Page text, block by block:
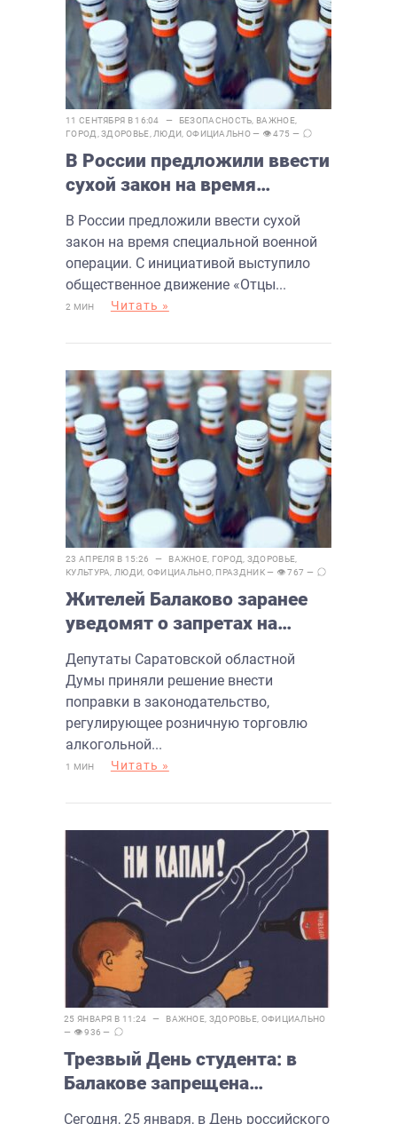
11 СЕНТЯБРЯ В 16:04 — БЕЗОПАСНОСТЬ ВАЖНОЕ,
ГОРОД ,ЗДОРОВЬЕ ЛЮДИ ОФИЦИАЛЬНО— 👁 475 —
В России предложили ввести
сухой закон на время
операции
В России предложили ввести сухой
закон на время специальной военной
операции. С инициативой выступило
общественное движение «Отцы...
2 МИН Читать »
23 АПРЕЛЯ В 15:26 — ВАЖНОЕ ГОРОД ЗДОРОВЬЕ
КУЛЬТУРА
ЛЮДИ ОФИЦИАЛЬНО, ПРАЗДНИК— 👁 767 —
Жителей Балаково заранее
уведомят о запретах на
Депутаты Саратовской областной
Думы приняли решение внести
поправки в законодательство,
регулирующее розничную торговлю
алкогольной...
1 МИН Читать »
25 ЯНВАРЯ В 11:24 — ВАЖНОЕ ЗДОРОВЬЕ ОФИЦИАЛЬНО
— 👁 936 —
Трезвый День студента: в
Балакове запрещена
Сегодня, 25 января, в День российского